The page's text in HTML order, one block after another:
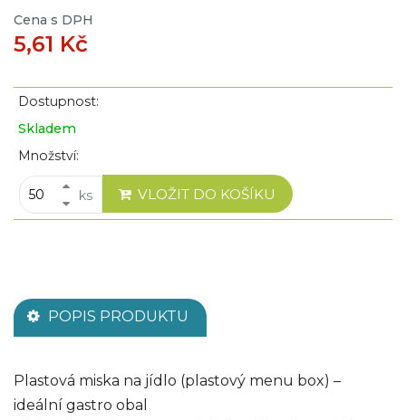
Cena s DPH
5,61 Kč
Dostupnost:
Skladem
Množství:
ks VLOŽIT DO KOŠÍKU
POPIS PRODUKTU
Plastová miska na jídlo (plastový menu box) –
ideální gastro obal